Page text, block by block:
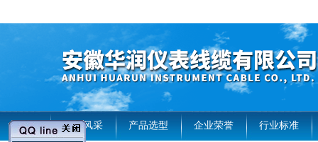
首页 企业风采 产品选型 企业荣誉 行业标准